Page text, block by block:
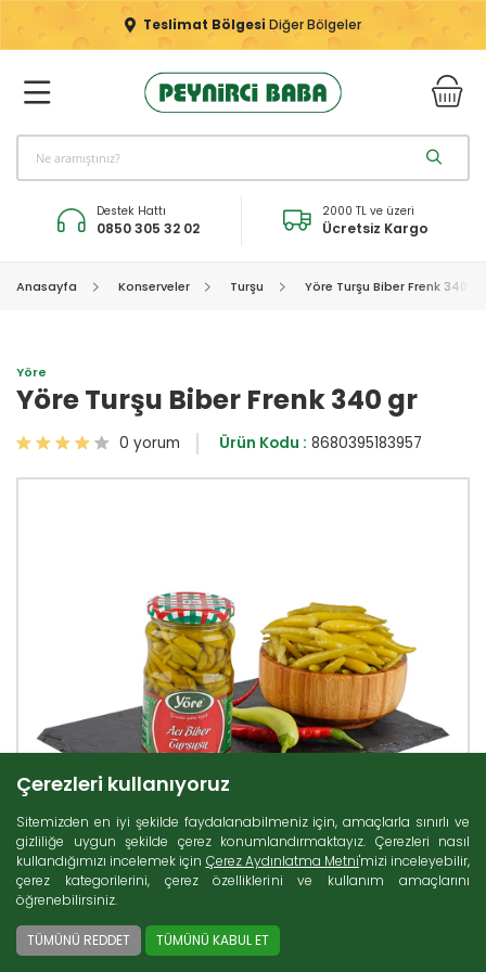
Teslimat Bölgesi Diğer Bölgeler
Destek Hattı
0850 305 32 02
2000 TL ve üzeri
Ücretsiz Kargo
Anasayfa Konserveler Turşu Yöre Turşu Biber Frenk 340 gr
Yöre
Yöre Turşu Biber Frenk 340 gr
0 yorum Ürün Kodu : 8680395183957
Çerezleri kullanıyoruz
Sitemizden en iyi şekilde faydalanabilmeniz için, amaçlarla sınırlı ve
gizliliğe uygun şekilde çerez konumlandırmaktayız. Çerezleri nasıl
kullandığımızı incelemek için Çerez Aydınlatma Metni'mizi inceleyebilir,
çerez kategorilerini, çerez özelliklerini ve kullanım amaçlarını
öğrenebilirsiniz.
TÜMÜNÜ REDDET TÜMÜNÜ KABUL ET